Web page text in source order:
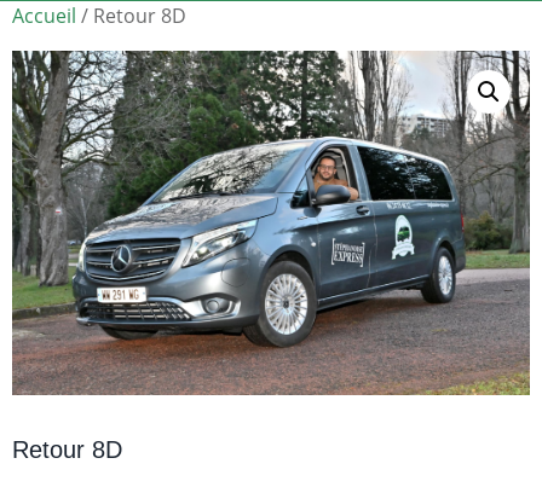
Accueil / Retour 8D
Retour 8D